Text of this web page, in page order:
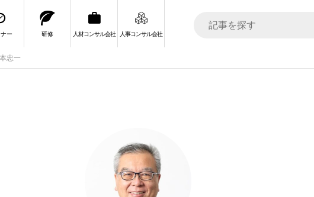
ー 研修 人材コンサル会社 人事コンサル会社
忠一